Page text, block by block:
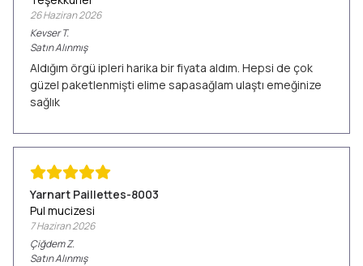
26 Haziran 2026
Kevser T.
Satın Alınmış
Aldığım örgü ipleri harika bir fiyata aldım. Hepsi de çok
güzel paketlenmişti elime sapasağlam ulaştı emeğinize
sağlık
Yarnart Paillettes-8003
Pul mucizesi
7 Haziran 2026
ÇiğdemZ.
Satın Alınmış